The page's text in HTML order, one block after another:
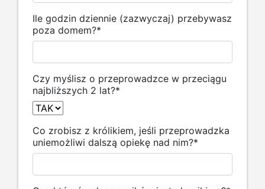
Ile godzin dziennie (zazwyczaj) przebywasz
poza domem?*
Czy myślisz o przeprowadzce w przeciągu
najbliższych 2 lat?*
Co zrobisz z królikiem, jeśli przeprowadzka
uniemożliwi dalszą opiekę nad nim?*